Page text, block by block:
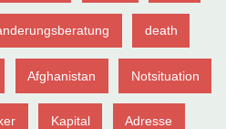
death
Afghanistan Notsituation
Kapital Adresse